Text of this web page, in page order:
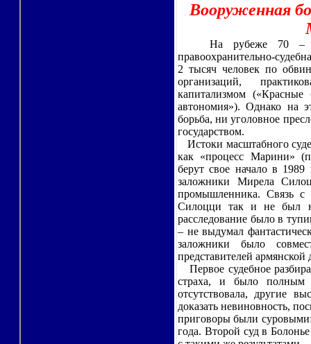
Вооруженная
На рубеже 70 – 80-
правоохранительно-
2 тысяч человек по
организаций,
капитализмом («Красные
автономия»). Однако на
борьба, ни уголовное
государством.
Истоки масштабного
как «процесс Марини»
берут свое начало в
заложники Мирела
промышленника. Связь с
Силоцци так и не был
расследование было в
– не выдумал
заложники было
представителей
Первое судебное
страха, и было полным
отсутствовала, другие
доказать невиновность,
приговоры были
года. Второй суд в